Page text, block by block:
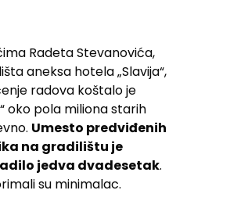
Radeta Stevanovića,
aneksa hotela „Slavija“,
radova koštalo je
oko pola miliona starih
Umesto predviđenih
na gradilištu je
jedva dvadesetak.
su minimalac.